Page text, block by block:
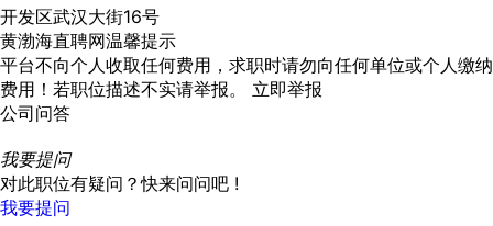
开发区武汉大街16号
黄渤海直聘网温馨提示
平台不向个人收取任何费用，求职时请勿向任何单位或个人缴纳
费用！若职位描述不实请举报。 立即举报
公司问答
我要提问
对此职位有疑问？快来问问吧 !
我要提问